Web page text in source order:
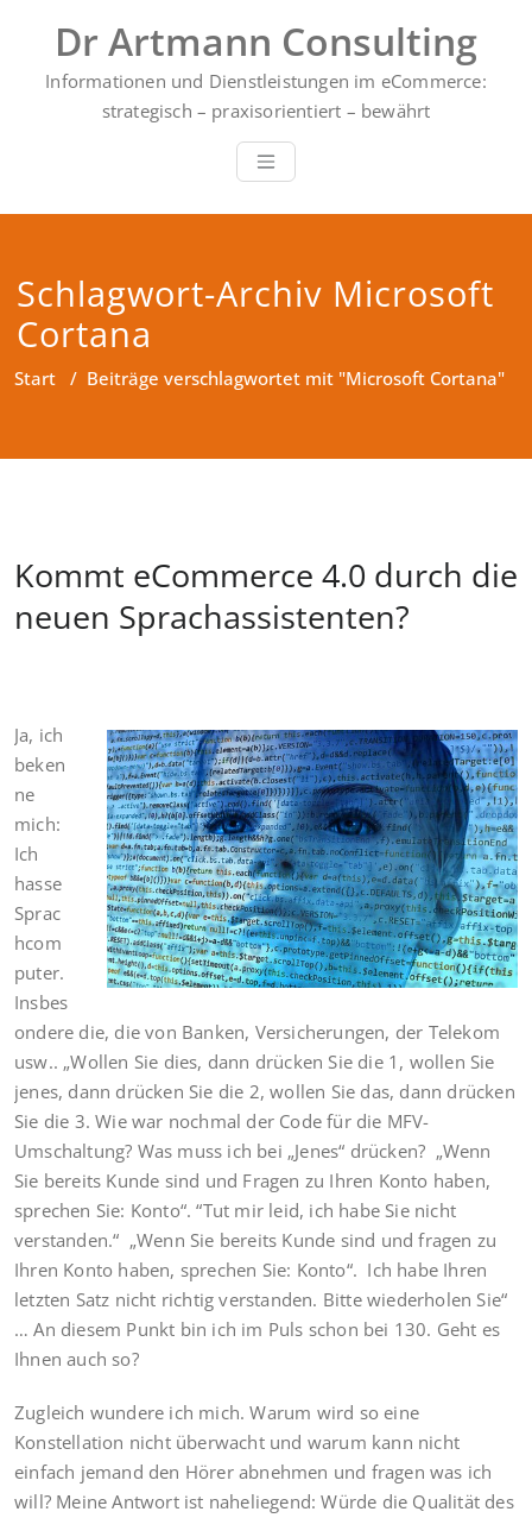
springen
Dr Artmann Consulting
Informationen und Dienstleistungen im eCommerce:
strategisch – praxisorientiert – bewährt
Schlagwort-Archiv Microsoft
Cortana
Start / Beiträge verschlagwortet mit "Microsoft Cortana"
Kommt eCommerce 4.0 durch die
neuen Sprachassistenten?
Ja, ich
beken
ne
mich:
Ich
hasse
Sprac
hcom
puter.
Insbes
ondere die, die von Banken, Versicherungen, der Telekom
usw.. „Wollen Sie dies, dann drücken Sie die 1, wollen Sie
jenes, dann drücken Sie die 2, wollen Sie das, dann drücken
Sie die 3. Wie war nochmal der Code für die MFV-
Umschaltung? Was muss ich bei „Jenes“ drücken? „Wenn
Sie bereits Kunde sind und Fragen zu Ihren Konto haben,
sprechen Sie: Konto“. “Tut mir leid, ich habe Sie nicht
verstanden.“ „Wenn Sie bereits Kunde sind und fragen zu
Ihren Konto haben, sprechen Sie: Konto“. Ich habe Ihren
letzten Satz nicht richtig verstanden. Bitte wiederholen Sie“
… An diesem Punkt bin ich im Puls schon bei 130. Geht es
Ihnen auch so?
Zugleich wundere ich mich. Warum wird so eine
Konstellation nicht überwacht und warum kann nicht
einfach jemand den Hörer abnehmen und fragen was ich
will? Meine Antwort ist naheliegend: Würde die Qualität des